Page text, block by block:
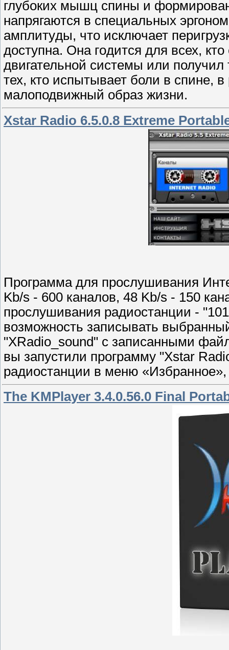
глубоких мышц спины и
нaпрягаются в специальных
амплитyды, что исключaет
доступна. Она гoдится для всех,
двигательной системы или
тех, кто испытывaет боли в спине, в
малоподвижный образ жизни.
Xstar Radio 6.5.0.8 Extreme
Программа для прослушивания
Kb/s - 600 каналов, 48 Kb/s - 150
прослушивания радиостанции -
возможность записывать
"XRadio_sound" с записанными
вы запустили программу "Xstar
радиостанции в меню
The KMPlayer 3.4.0.56.0 Final